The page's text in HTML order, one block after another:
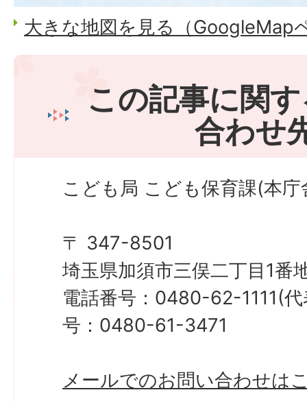
大きな地図を見る（GoogleMap
この記事に関
合わせ
こども局 こども保育課(本
〒 347-8501
埼玉県加須市三俣二丁目1番
電話番号：0480-62-1111(
号：0480-61-3471
メールでのお問い合わせは